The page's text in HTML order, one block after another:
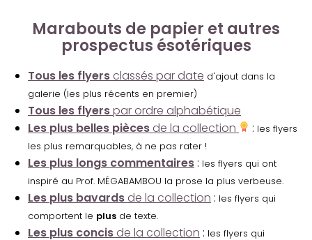
Marabouts de papier et autres
prospectus ésotériques
Tous les flyers classés par date d'ajout dans la
galerie (les plus récents en premier)
Tous les flyerspar ordre alphabétique
Les plus belles pièces de la collection : les flyers
les plus remarquables, à ne pas rater !
Les plus longs commentaires : les flyers qui ont
inspiré au Prof. MÉGABAMBOU la prose la plus verbeuse.
Les plus bavards de la collection : les flyers qui
comportent le plus de texte.
Les plus concis de la collection : les flyers qui